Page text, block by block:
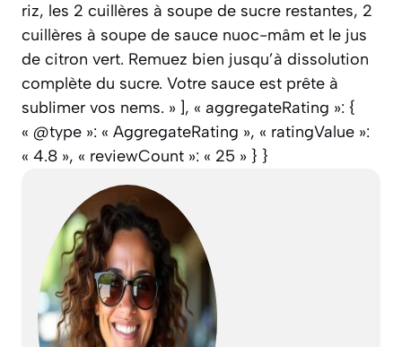
riz, les 2 cuillères à soupe de sucre restantes, 2
cuillères à soupe de sauce nuoc-mâm et le jus
de citron vert. Remuez bien jusqu’à dissolution
complète du sucre. Votre sauce est prête à
sublimer vos nems. » ], « aggregateRating »: {
« @type »: « AggregateRating », « ratingValue »:
« 4.8 », « reviewCount »: « 25 » } }